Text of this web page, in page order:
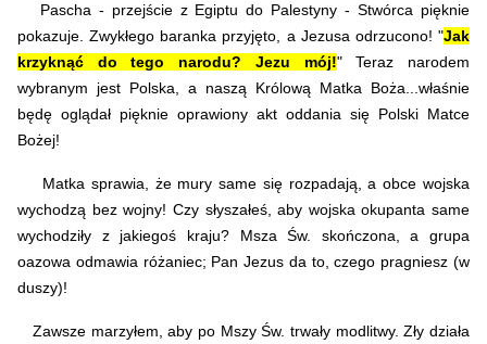
Pascha - przejście z Egiptu do Palestyny - Stwórca pięknie
pokazuje. Zwykłego baranka przyjęto, a Jezusa odrzucono! "Jak
krzyknąć do tego narodu? Jezu mój!" Teraz narodem
wybranym jest Polska, a naszą Królową Matka Boża...właśnie
będę oglądał pięknie oprawiony akt oddania się Polski Matce
Bożej!
Matka sprawia, że mury same się rozpadają, a obce wojska
wychodzą bez wojny! Czy słyszałeś, aby wojska okupanta same
wychodziły z jakiegoś kraju? Msza Św. skończona, a grupa
oazowa odmawia różaniec; Pan Jezus da to, czego pragniesz (w
duszy)!
Zawsze marzyłem, aby po Mszy Św. trwały modlitwy. Zły działa